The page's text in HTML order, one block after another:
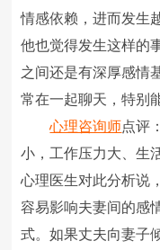
情感依赖，进而发生
他也觉得发生这样的
之间还是有深厚感情
常在一起聊天，特别
心理咨询师点评
小，工作压力大、生
心理医生对此分析说
容易影响夫妻间的感
式。如果丈夫向妻子